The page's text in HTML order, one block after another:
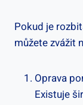
Pokud je
můžete zvážit
Oprava
Existuje